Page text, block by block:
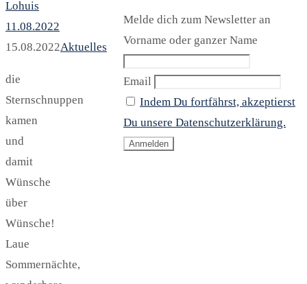
Lohuis
11.08.2022
15.08.2022Aktuelles
die
Sternschnuppen
kamen
und
damit
Wünsche
über
Wünsche!
Laue
Sommernächte,
Melde dich zum Newsletter an
Vorname oder ganzer Name
Email
Indem Du fortfährst, akzeptierst
Du unsere Datenschutzerklärung.